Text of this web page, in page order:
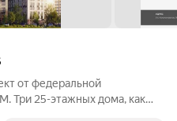
Три 25-этажных дома, как